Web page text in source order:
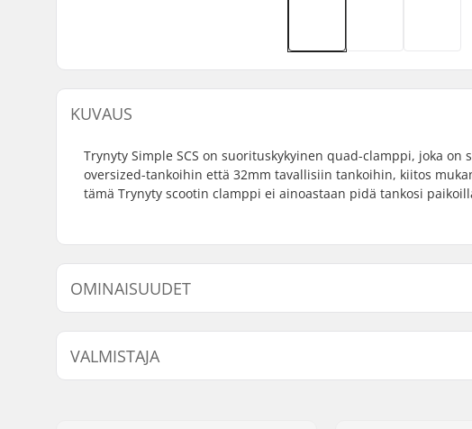
KUVAUS
Trynyty Simple SCS on suorituskykyinen quad-clamppi, joka
oversized-tankoihin että 32mm tavallisiin tankoihin, kiitos
tämä Trynyty scootin clamppi ei ainoastaan pidä tankosi
OMINAISUUDET
Clampin sisähalkaisija:
32mm (Regular),
Clampin koko:
Shim:
Sisältyy
VALMISTAJA